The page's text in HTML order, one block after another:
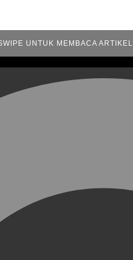
UNTUK MEMBACA ARTIKEL